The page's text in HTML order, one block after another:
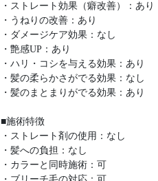
・ストレート効果（癖改善）：あり
・うねりの改善：あり
・ダメージケア効果：なし
・艶感UP：あり
・ハリ・コシを与える効果：あり
・髪の柔らかさがでる効果：なし
・髪のまとまりがでる効果：あり
■施術特徴
・ストレート剤の使用：なし
・髪への負担：なし
・カラーと同時施術：可